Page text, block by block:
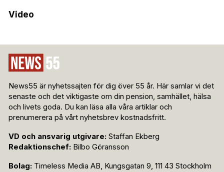
Video
News55 är nyhetssajten för dig över 55 år. Här samlar vi det
senaste och det viktigaste om din pension, samhället, hälsa
och livets goda. Du kan läsa alla våra artiklar och
prenumerera på vårt nyhetsbrev kostnadsfritt.
VD och ansvarig utgivare: Staffan Ekberg
Redaktionschef: Bilbo Göransson
Bolag: Timeless Media AB, Kungsgatan 9, 111 43 Stockholm